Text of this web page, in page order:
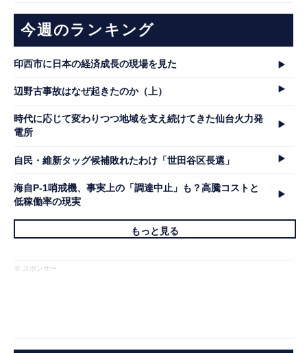
今週のランキング
印西市に日本の経済成長の現場を見た
辺野古事故はなぜ起きたのか（上）
時代に応じて変わりつつ地域を支え続けてきた仙台火力発
電所
自民・維新タッグ候補敗れたわけ「世田谷区長選」
海自P-1哨戒機、事実上の「調達中止」も？高騰コストと
低稼働率の現実
もっと見る
※ スポンサー